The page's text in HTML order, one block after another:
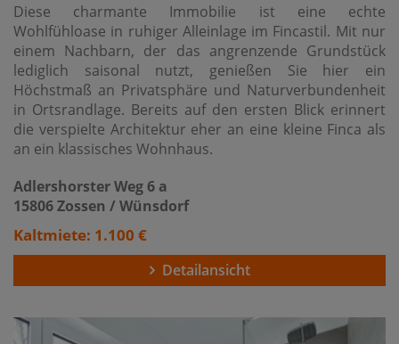
Diese charmante Immobilie ist eine echte
Wohlfühloase in ruhiger Alleinlage im Fincastil. Mit nur
einem Nachbarn, der das angrenzende Grundstück
lediglich saisonal nutzt, genießen Sie hier ein
Höchstmaß an Privatsphäre und Naturverbundenheit
in Ortsrandlage. Bereits auf den ersten Blick erinnert
die verspielte Architektur eher an eine kleine Finca als
an ein klassisches Wohnhaus.
Adlershorster Weg 6 a
15806 Zossen / Wünsdorf
Kaltmiete: 1.100 €
Detailansicht